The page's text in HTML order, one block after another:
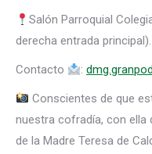
Salón Parroquial
derecha entrada principal).
Contacto :
Conscientes de que
nuestra cofradía, con ella
de la Madre Teresa de